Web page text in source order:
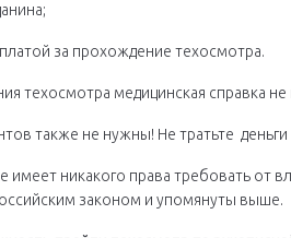
за прохождение техосмотра.
техосмотра медицинская справка не
также не нужны! Не тратьте
имеет никакого права требовать от
законом и упомянуты выше.